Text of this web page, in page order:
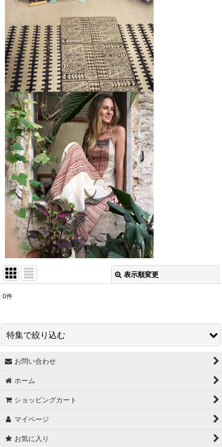
表示順変更
並び順 :
0件
特集で絞り込む
↓ 特集 ↓
★最大６０％OFF SALE★
★BODYコレクション！
お問い合わせ
ホーム
ショッピングカート
マイページ
お気に入り